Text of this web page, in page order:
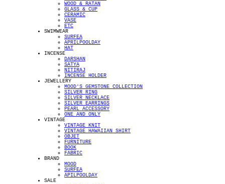
WOOD & RATAN
GLASS & CUP
CERAMIC
VASE
ETC
SWIMWEAR
SURFEA
APRILPOOLDAY
HAT
INCENSE
DARSHAN
SATYA
NITIRAJ
INCENSE HOLDER
JEWELLERY
MOOD'S GEMSTONE COLLECTION
SILVER RING
SILVER NECKLACE
SILVER EARRINGS
PEARL ACCESSORY
ONE AND ONLY
VINTAGE
VINTAGE KNIT
VINTAGE HAWAIIAN SHIRT
OBJET
FURNITURE
BOOK
FABRIC
BRAND
MOOD
SURFEA
APILPOOLDAY
SALE